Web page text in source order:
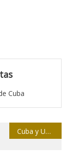
Cuba
Cuba y Unión Europea abren nueva fase de relaciones bilaterales